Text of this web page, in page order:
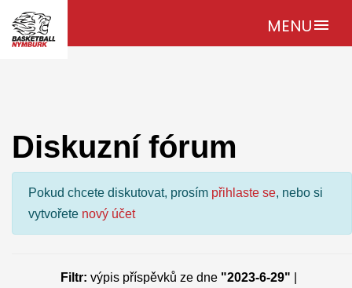
MENUmenu
Diskuzní fórum
Pokud chcete diskutovat, prosím přihlaste se, nebo si
vytvořete nový účet
Filtr: výpis příspěvků ze dne "2023-6-29"